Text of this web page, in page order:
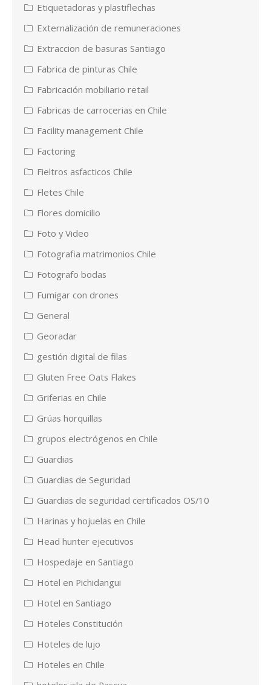
Etiquetadoras y plastiflechas
Externalización de remuneraciones
Extraccion de basuras Santiago
Fabrica de pinturas Chile
Fabricación mobiliario retail
Fabricas de carrocerias en Chile
Facility management Chile
Factoring
Fieltros asfacticos Chile
Fletes Chile
Flores domicilio
Foto y Video
Fotografia matrimonios Chile
Fotografo bodas
Fumigar con drones
General
Georadar
gestión digital de filas
Gluten Free Oats Flakes
Griferias en Chile
Grúas horquillas
grupos electrógenos en Chile
Guardias
Guardias de Seguridad
Guardias de seguridad certificados OS/10
Harinas y hojuelas en Chile
Head hunter ejecutivos
Hospedaje en Santiago
Hotel en Pichidangui
Hotel en Santiago
Hoteles Constitución
Hoteles de lujo
Hoteles en Chile